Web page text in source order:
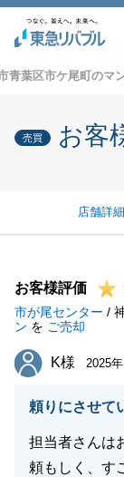
青葉区市ケ尾町のマ
売買 お客
店舗詳細
お客様評価
市が尾センター /
ン を ご売却
K様
K様 2025
頼りにさせて
担当者さんは
頼もしく、す